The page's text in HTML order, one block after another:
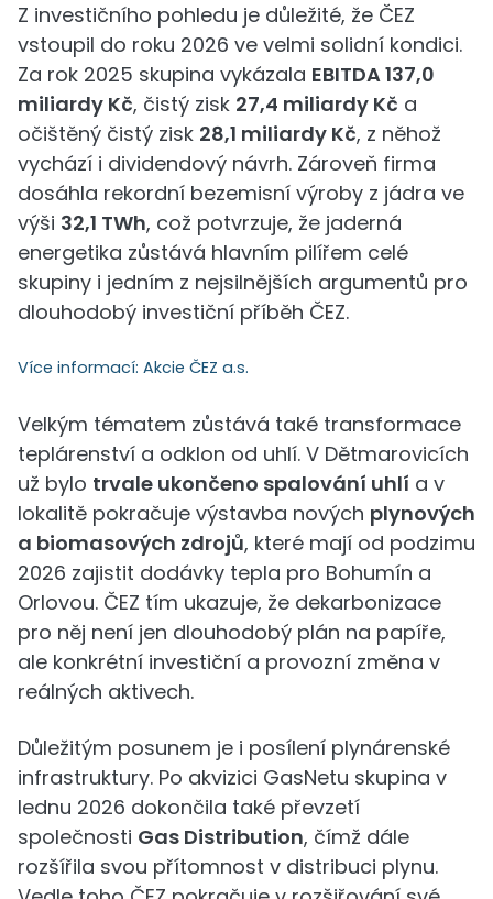
Z investičního pohledu je důležité, že ČEZ
vstoupil do roku 2026 ve velmi solidní kondici.
Za rok 2025 skupina vykázala EBITDA 137,0
miliardy Kč, čistý zisk 27,4 miliardy Kč a
očištěný čistý zisk 28,1 miliardy Kč, z něhož
vychází i dividendový návrh. Zároveň firma
dosáhla rekordní bezemisní výroby z jádra ve
výši 32,1 TWh, což potvrzuje, že jaderná
energetika zůstává hlavním pilířem celé
skupiny i jedním z nejsilnějších argumentů pro
dlouhodobý investiční příběh ČEZ.
Více informací: Akcie ČEZ a.s.
Velkým tématem zůstává také transformace
teplárenství a odklon od uhlí. V Dětmarovicích
už bylo trvale ukončeno spalování uhlí a v
lokalitě pokračuje výstavba nových plynových
a biomasových zdrojů, které mají od podzimu
2026 zajistit dodávky tepla pro Bohumín a
Orlovou. ČEZ tím ukazuje, že dekarbonizace
pro něj není jen dlouhodobý plán na papíře,
ale konkrétní investiční a provozní změna v
reálných aktivech.
Důležitým posunem je i posílení plynárenské
infrastruktury. Po akvizici GasNetu skupina v
lednu 2026 dokončila také převzetí
společnosti Gas Distribution, čímž dále
rozšířila svou přítomnost v distribuci plynu.